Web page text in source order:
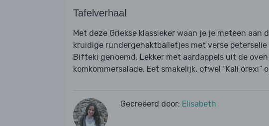
Tafelverhaal
Met deze Griekse klassieker waan je je meteen aan
kruidige rundergehaktballetjes met verse
Bifteki genoemd. Lekker met aardappels uit de
komkommersalade. Eet smakelijk, ofwel “Kalí órexi“
Gecreëerd door: Elisabeth